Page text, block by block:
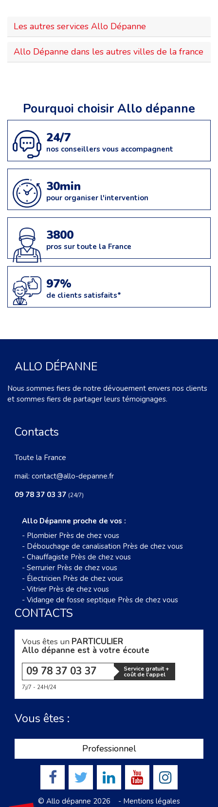
Les autres services Allo Dépanne
Allo Dépanne dans les autres villes de la france
Pourquoi choisir Allo dépanne
24/7
nos conseillers vous accompagnent
30min
pour organiser l'intervention
3800
pros sur toute la France
97%
de clients satisfaits*
ALLO DÉPANNE
Nous sommes fiers de notre dévouement envers nos clients
et sommes fiers de partager leurs témoignages.
Contacts
Toute la France
mail: contact@allo-depanne.fr
09 78 37 03 37 (24/7)
Allo Dépanne proche de vos :
- Plombier Près de chez vous
- Débouchage de canalisation Près de chez vous
- Chauffagiste Près de chez vous
- Serrurier Près de chez vous
- Électricien Près de chez vous
- Vitrier Près de chez vous
- Vidange de fosse septique Près de chez vous
CONTACTS
Vous êtes un PARTICULIER
Allo dépanne est à votre écoute
09 78 37 03 37 Service gratuit +
coût de l'appel
7j/7 - 24H/24
Vous êtes :
Professionnel
© Allo dépanne 2026 - Mentions légales